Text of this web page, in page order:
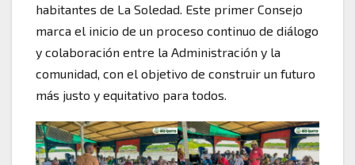
habitantes de La Soledad. Este primer Consejo
marca el inicio de un proceso continuo de diálogo
y colaboración entre la Administración y la
comunidad, con el objetivo de construir un futuro
más justo y equitativo para todos.